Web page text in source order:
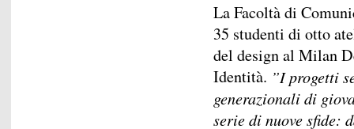
La Facoltà di
35 studenti di otto
del design al Milan
Identità. ”I progetti
generazionali di
serie di nuove sfide: